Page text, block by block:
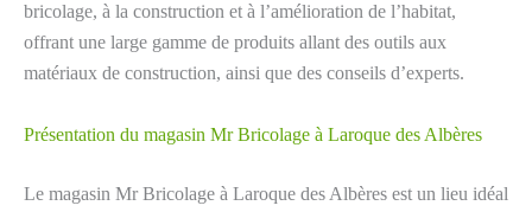
bricolage, à la construction et à l’amélioration de l’habitat,
offrant une large gamme de produits allant des outils aux
matériaux de construction, ainsi que des conseils d’experts.
Présentation du magasin Mr Bricolage à Laroque des Albères
Le magasin Mr Bricolage à Laroque des Albères est un lieu idéal